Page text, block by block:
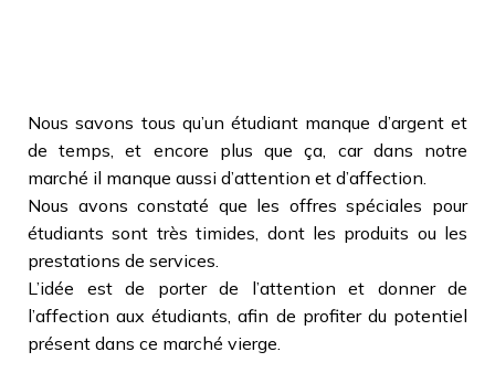
Nous savons tous qu’un étudiant manque d’argent et
de temps, et encore plus que ça, car dans notre
marché il manque aussi d’attention et d’affection.
Nous avons constaté que les offres spéciales pour
étudiants sont très timides, dont les produits ou les
prestations de services.
L’idée est de porter de l’attention et donner de
l’affection aux étudiants, afin de profiter du potentiel
présent dans ce marché vierge.